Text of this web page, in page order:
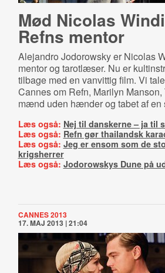
Mød Nicolas
Refns mentor
Alejandro Jodorowsky er Nicolas
mentor og tarotlæser. Nu er
tilbage med en vanvittig film. Vi
Cannes om Refn, Marilyn Manson,
mænd uden hænder og tabet af en
Læs også: Nej til danskerne – ja til
Læs også: Refn gør thailandsk
Læs også: Jeg er ensom som de
krigsherrer
Læs også: Jodorowskys Dune på
CANNES 2013
17. MAJ 2013 | 21:04